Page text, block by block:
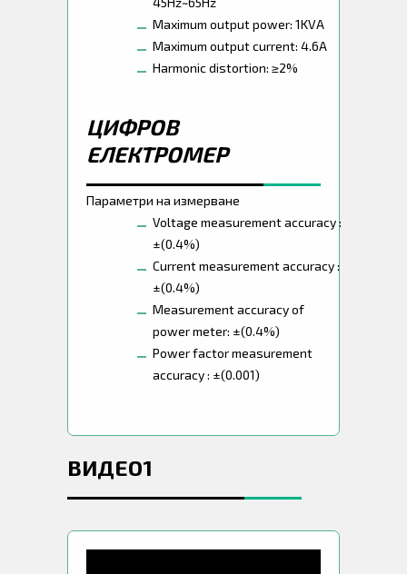
Maximum output power: 1KVA
Maximum output current: 4.6A
Harmonic distortion: ≥2%
ЦИФРОВ
ЕЛЕКТРОМЕР
Параметри на измерване
Voltage measurement accuracy :
±(0.4%)
Current measurement accuracy :
±(0.4%)
Measurement accuracy of
power meter: ±(0.4%)
Power factor measurement
accuracy : ±(0.001)
ВИДЕО1